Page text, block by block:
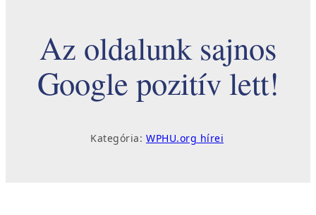
Az oldalunk sajnos
Google pozitív lett!
Kategória: WPHU.org hírei